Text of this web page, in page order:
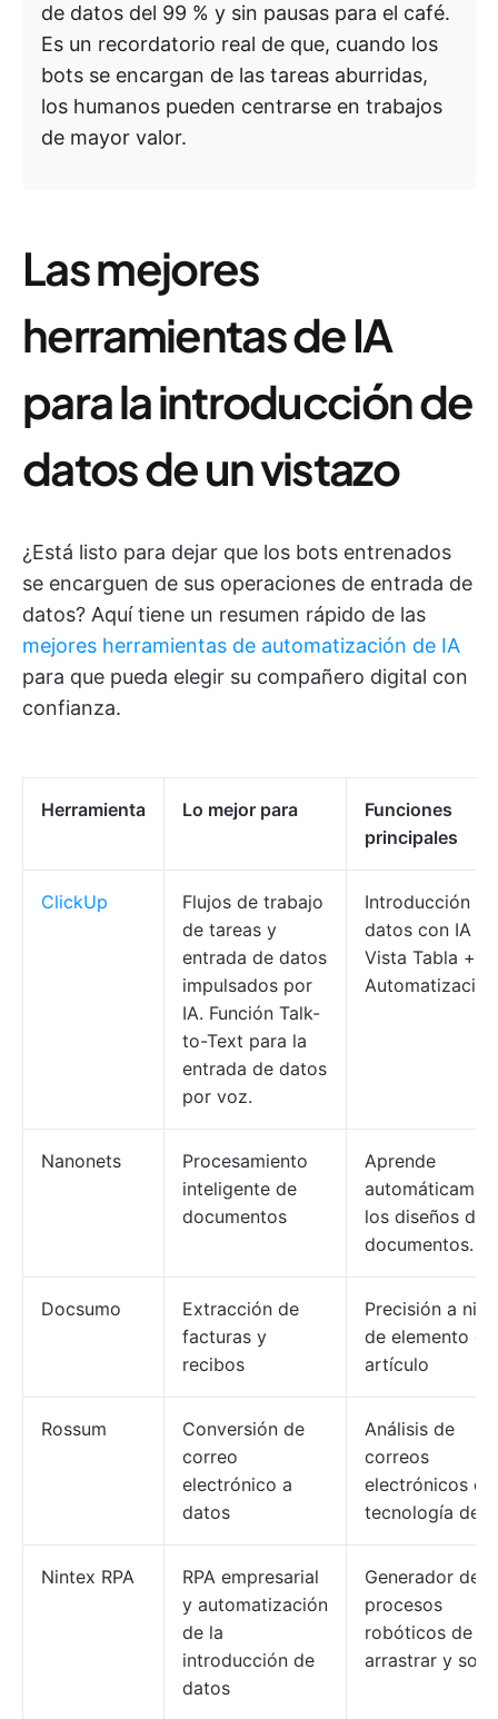
de datos del 99 % y sin pausas para el café.
Es un recordatorio real de que, cuando los
bots se encargan de las tareas aburridas,
los humanos pueden centrarse en trabajos
de mayor valor.
Las mejores
herramientas de IA
para la introducción de
datos de un vistazo
¿Está listo para dejar que los bots entrenados
se encarguen de sus operaciones de entrada de
datos? Aquí tiene un resumen rápido de las
mejores herramientas de automatización de IA
para que pueda elegir su compañero digital con
confianza.
Herramienta Lo mejor para
Funciones
principales
ClickUp
Flujos de trabajo
de tareas y
entrada de datos
impulsados por
IA. Función Talk-
to-Text para la
entrada de datos
por voz.
Introducción de
datos con IA +
Vista Tabla +
Nanonets
Procesamiento
inteligente de
documentos
Aprende
los diseños de
documentos.
Docsumo
Extracción de
facturas y
recibos
Precisión a
de elemento de
artículo
Rossum
Conversión de
correo
electrónico a
datos
Análisis de
correos
electrónicos
tecnología de
Nintex RPA
RPA empresarial
y automatización
de la
introducción de
datos
Generador de
procesos
robóticos de
arrastrar y